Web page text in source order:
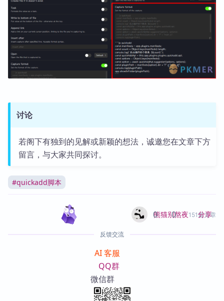
讨论
若阁下有独到的见解或新颖的想法，诚邀您在文章下方
留言，与大家共同探讨。
#quickadd脚本
熊猫别熬夜151篇文章
0 0 分享
反馈交流
AI 客服
QQ群
微信群